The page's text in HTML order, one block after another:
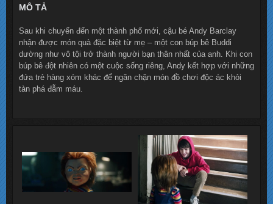
MÔ TẢ
Sau khi chuyển đến một thành phố mới, cậu bé Andy Barclay
nhận được món quà đặc biệt từ mẹ – một con búp bê Buddi
dường như vô tội trở thành người bạn thân nhất của anh. Khi con
búp bê đột nhiên có một cuộc sống riêng, Andy kết hợp với những
đứa trẻ hàng xóm khác để ngăn chặn món đồ chơi độc ác khỏi
tàn phá đẫm máu.